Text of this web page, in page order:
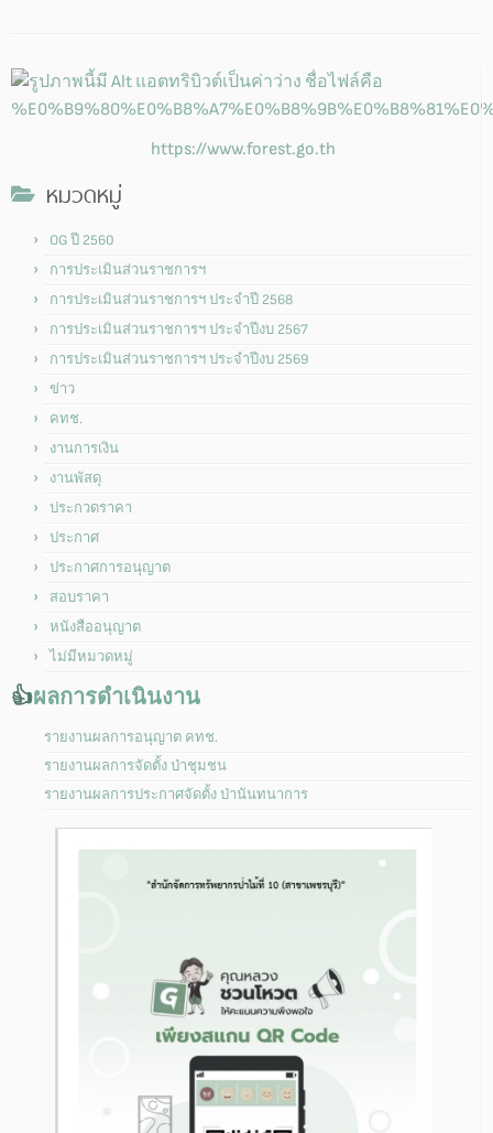
https://www.forest.go.th
หมวดหมู่
OG ปี 2560
การประเมินส่วนราชการฯ
การประเมินส่วนราชการฯ ประจำปี 2568
การประเมินส่วนราชการฯ ประจำปีงบ 2567
การประเมินส่วนราชการฯ ประจำปีงบ 2569
ข่าว
คทช.
งานการเงิน
งานพัสดุ
ประกวดราคา
ประกาศ
ประกาศการอนุญาต
สอบราคา
หนังสืออนุญาต
ไม่มีหมวดหมู่
👍ผลการดำเนินงาน
รายงานผลการอนุญาต คทช.
รายงานผลการจัดตั้ง ป่าชุมชน
รายงานผลการประกาศจัดตั้ง ป่านันทนาการ